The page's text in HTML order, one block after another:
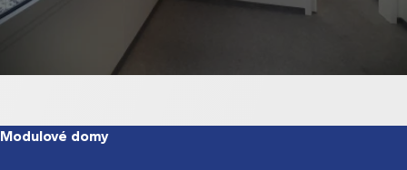
Modulové domy